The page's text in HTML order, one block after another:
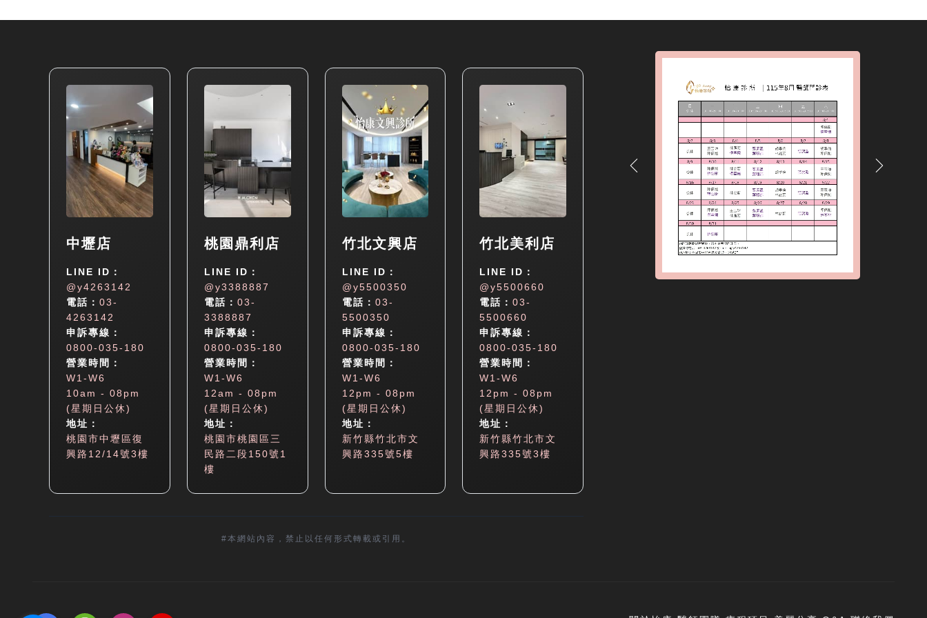
中壢店
LINE ID：
@y4263142
電話： 03-
4263142
申訴專線：
0800-035-180
營業時間：
W1-W6
10am - 08pm
(星期日公休)
地址：
桃園市中壢區復
興路12/14號3樓
桃園鼎利店
LINE ID：
@y3388887
電話： 03-
3388887
申訴專線：
0800-035-180
營業時間：
W1-W6
12am - 08pm
(星期日公休)
地址：
桃園市桃園區三
民路二段150號1
樓
竹北文興店
LINE ID：
@y5500350
電話： 03-
5500350
申訴專線：
0800-035-180
營業時間：
W1-W6
12pm - 08pm
(星期日公休)
地址：
新竹縣竹北市文
興路335號5樓
竹北美利店
LINE ID：
@y5500660
電話：03-
5500660
申訴專線：
0800-035-180
營業時間：
W1-W6
12pm - 08pm
(星期日公休)
地址：
新竹縣竹北市文
興路335號3樓
#本網站內容，禁止以任何形式轉載或引用。